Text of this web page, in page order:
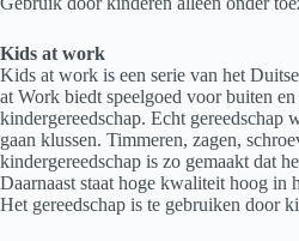
Kids at work
Kids at work is een serie van het
at Work biedt speelgoed voor buiten en
kindergereedschap. Echt gereedschap
gaan klussen. Timmeren, zagen,
kindergereedschap is zo gemaakt dat
Daarnaast staat hoge kwaliteit hoog in
Het gereedschap is te gebruiken door